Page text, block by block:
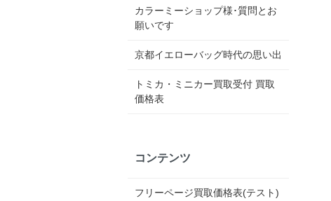
カラーミーショップ様･質問とお
願いです
京都イエローバッグ時代の思い出
トミカ・ミニカー買取受付 買取
価格表
コンテンツ
フリーページ買取価格表(テスト)